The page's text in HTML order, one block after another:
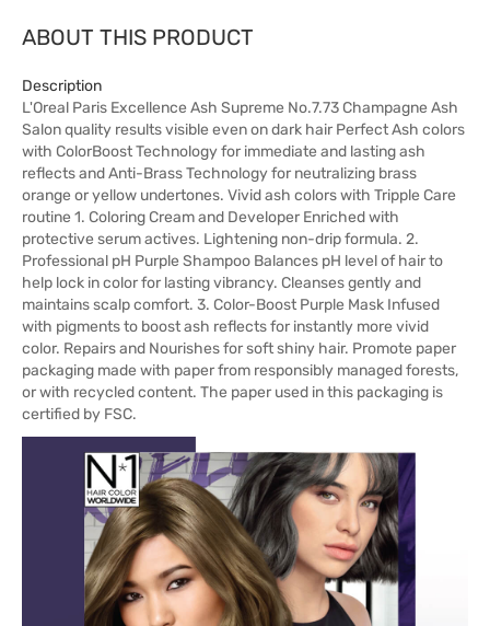
ABOUT THIS PRODUCT
Description
L'Oreal Paris Excellence Ash Supreme No.7.73 Champagne Ash
Salon quality results visible even on dark hair Perfect Ash colors
with ColorBoost Technology for immediate and lasting ash
reflects and Anti-Brass Technology for neutralizing brass
orange or yellow undertones. Vivid ash colors with Tripple Care
routine 1. Coloring Cream and Developer Enriched with
protective serum actives. Lightening non-drip formula. 2.
Professional pH Purple Shampoo Balances pH level of hair to
help lock in color for lasting vibrancy. Cleanses gently and
maintains scalp comfort. 3. Color-Boost Purple Mask Infused
with pigments to boost ash reflects for instantly more vivid
color. Repairs and Nourishes for soft shiny hair. Promote paper
packaging made with paper from responsibly managed forests,
or with recycled content. The paper used in this packaging is
certified by FSC.